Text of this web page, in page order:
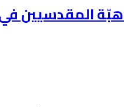
هبّة المقدسيين